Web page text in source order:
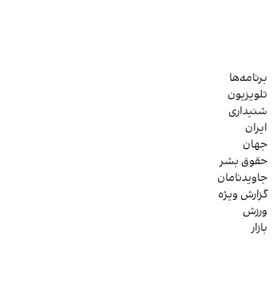
برنامه‌ها
تلویزیون
شنیداری
ایران
جهان
حقوق بشر
جاویدنامان
گزارش ویژه
ورزش
بازار